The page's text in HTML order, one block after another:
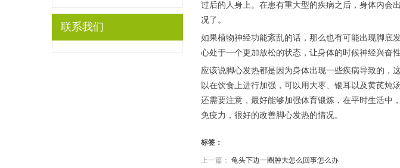
联系我们
过后的人身上。在患有重大型的疾病之后，身体内会
况了。
如果植物神经功能紊乱的话，那么也有可能出现脚底
心处于一个更加放松的状态，让身体的时候神经兴奋
应该说脚心发热都是因为身体出现一些疾病导致的，
以在饮食上进行加强，可以用大枣、银耳以及黄芪炖
还需要注意，最好能够加强体育锻炼，在平时生活中
免疫力，很好的改善脚心发热的情况。
标签：
上一篇： 龟头下边一圈肿大怎么回事怎么办